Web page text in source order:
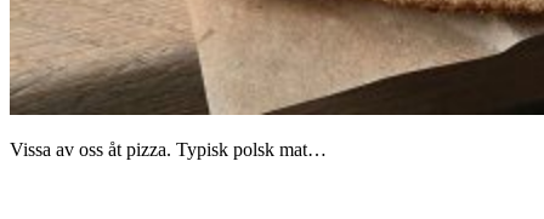
Vissa av oss åt pizza. Typisk polsk mat…